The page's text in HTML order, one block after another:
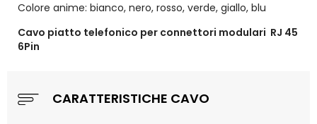
Colore anime: bianco, nero, rosso, verde, giallo, blu
Cavo piatto telefonico per connettori modulari RJ 45
6Pin
CARATTERISTICHE CAVO